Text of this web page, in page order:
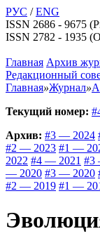
РУС /ENG
ISSN 2686 - 9675
ISSN 2782 - 1935
Главная Архив
Редакционный
Главная»Журнал»
Текущий номер:
Архив: #3 — 2024
#2 — 2023 #1 —
2022 #4 — 2021 #3
— 2020 #3 — 2020
#2 — 2019 #1 —